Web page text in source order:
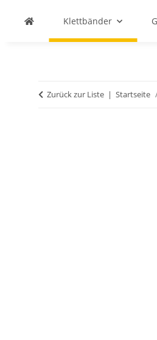
Klettbänder
Zurück zur Liste Startseite